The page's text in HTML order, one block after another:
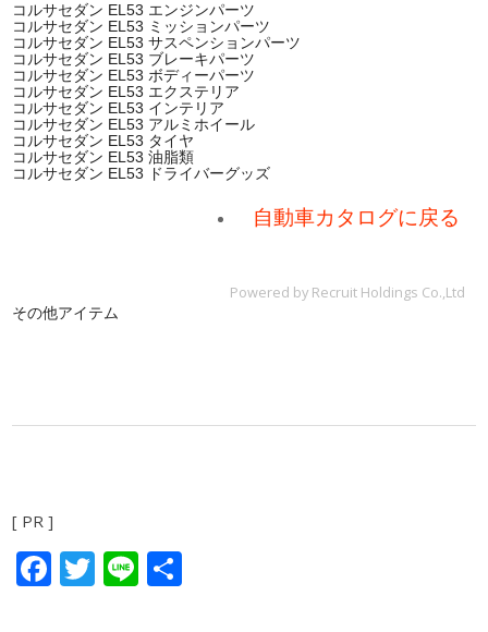
コルサセダン EL53 エンジンパーツ
コルサセダン EL53 ミッションパーツ
コルサセダン EL53 サスペンションパーツ
コルサセダン EL53 ブレーキパーツ
コルサセダン EL53 ボディーパーツ
コルサセダン EL53 エクステリア
コルサセダン EL53 インテリア
コルサセダン EL53 アルミホイール
コルサセダン EL53 タイヤ
コルサセダン EL53 油脂類
コルサセダン EL53 ドライバーグッズ
自動車カタログに戻る
Powered by Recruit Holdings Co.,Ltd
その他アイテム
[ PR ]
Facebook
Twitter
Line